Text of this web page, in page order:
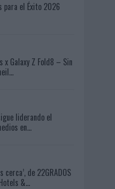
para el Éxito 2026
x Galaxy Z Fold8 – Sin
liderando el
en...
cerca’, de 22GRADOS
&...